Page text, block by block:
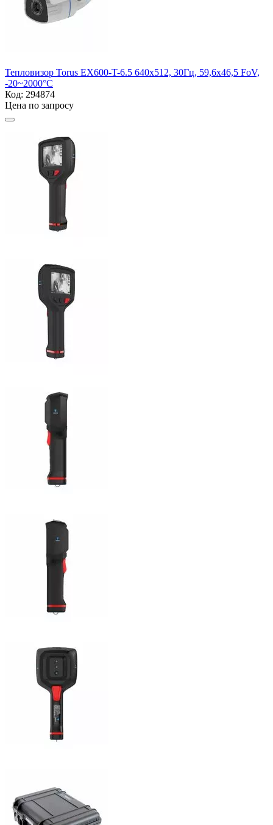
Тепловизор Torus EX600-T-6.5 640x512, 30Гц, 59,6х46,5 FoV,
-20~2000°C
Код: 294874
Цена по запросу